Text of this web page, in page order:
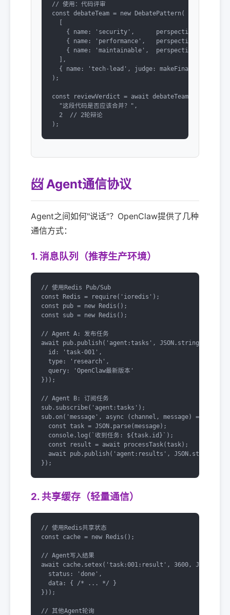
// 使用：代码评审
const debateTeam = new DebatePattern(
{ name: 'security',      perspective:
{ name: 'performance',   perspective:
{ name: 'maintainable',  perspective:
  ],
  { name: 'tech-lead', judge: makeFinalDecision }
);
const reviewVerdict = await debateTeam.debate(
  "这段代码是否应该合并？",
  2  // 2轮辩论
);
📨 Agent通信协议
Agent之间如何"说话"？OpenClaw提供了几种
通信方式：
1. 消息队列（推荐生产环境）
// 使用Redis Pub/Sub
const Redis = require('ioredis');
const pub = new Redis();
const sub = new Redis();
// Agent A: 发布任务
await pub.publish('agent:tasks', JSON.stringify({
  id: 'task-001',
  type: 'research',
  query: 'OpenClaw最新版本'
}));
// Agent B: 订阅任务
sub.subscribe('agent:tasks');
sub.on('message', async (channel, message) => {
  const task = JSON.parse(message);
  console.log(`收到任务: ${task.id}`);
  const result = await processTask(task);
await pub.publish('agent:results',
});
2. 共享缓存（轻量通信）
// 使用Redis共享状态
const cache = new Redis();
// Agent写入结果
await cache.setex('task:001:result', 3600,
  status: 'done',
  data: { /* ... */ }
}));
// 其他Agent轮询